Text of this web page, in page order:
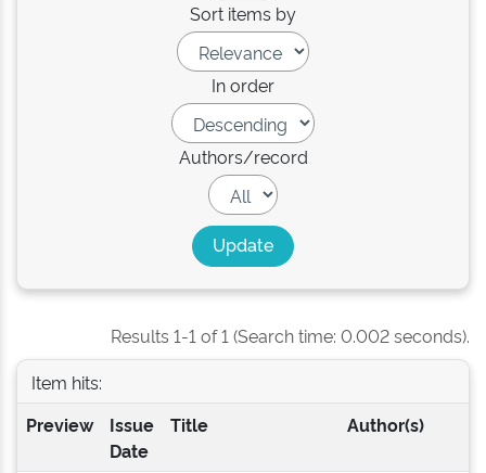
Sort items by
In order
Authors/record
Results 1-1 of 1 (Search time: 0.002 seconds).
Item hits:
Preview
Issue
Date
Title Author(s)